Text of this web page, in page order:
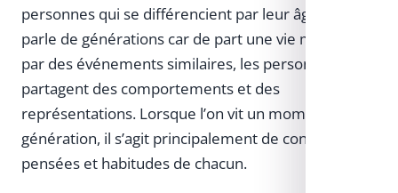
personnes qui se différencient par leur âge. Ici on
parle de générations car de part une vie marquée
par des événements similaires, les personnes
partagent des comportements et des
représentations. Lorsque l’on vit un moment entre
génération, il s’agit principalement de concilier les
pensées et habitudes de chacun.